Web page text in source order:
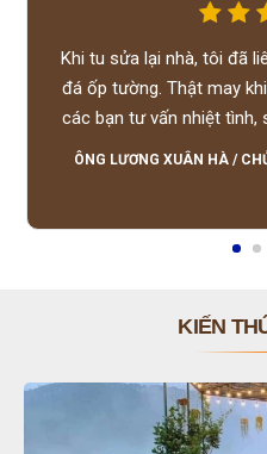
Khi tu sửa lại nhà, tôi đã
đá ốp tường. Thật may
các bạn tư vấn nhiệt tình,
lượng tốt, giá
ÔNG LƯƠNG XUÂN HÀ /
KIẾN